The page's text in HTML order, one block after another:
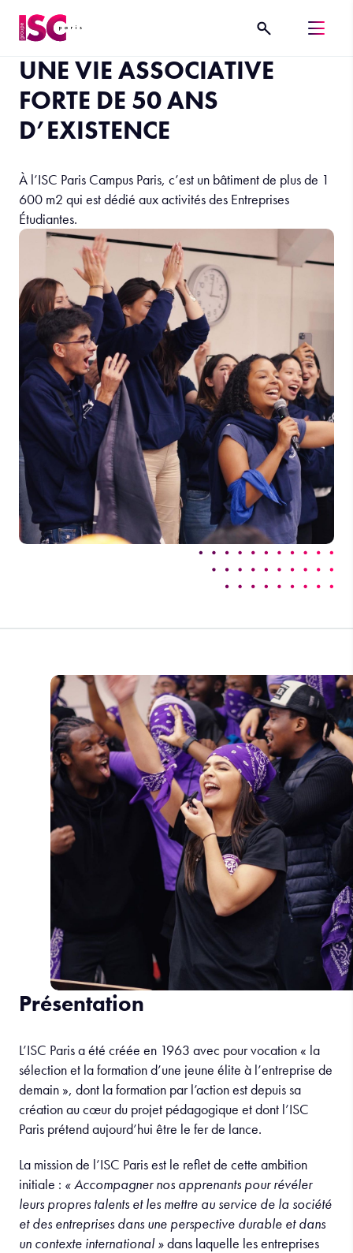
UNE VIE ASSOCIATIVE
FORTE DE 50 ANS
D’EXISTENCE
À l’ISC Paris Campus Paris, c’est un bâtiment de plus de 1
600 m2 qui est dédié aux activités des Entreprises
Étudiantes.
Présentation
L’ISC Paris a été créée en 1963 avec pour vocation « la
sélection et la formation d’une jeune élite à l’entreprise de
demain », dont la formation par l’action est depuis sa
création au cœur du projet pédagogique et dont l’ISC
Paris prétend aujourd’hui être le fer de lance.
La mission de l’ISC Paris est le reflet de cette ambition
initiale : « Accompagner nos apprenants pour révéler
leurs propres talents et les mettre au service de la société
et des entreprises dans une perspective durable et dans
un contexte international »dans laquelle les entreprises